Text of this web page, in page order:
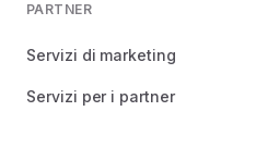
PARTNER
Servizi di marketing
Servizi per i partner